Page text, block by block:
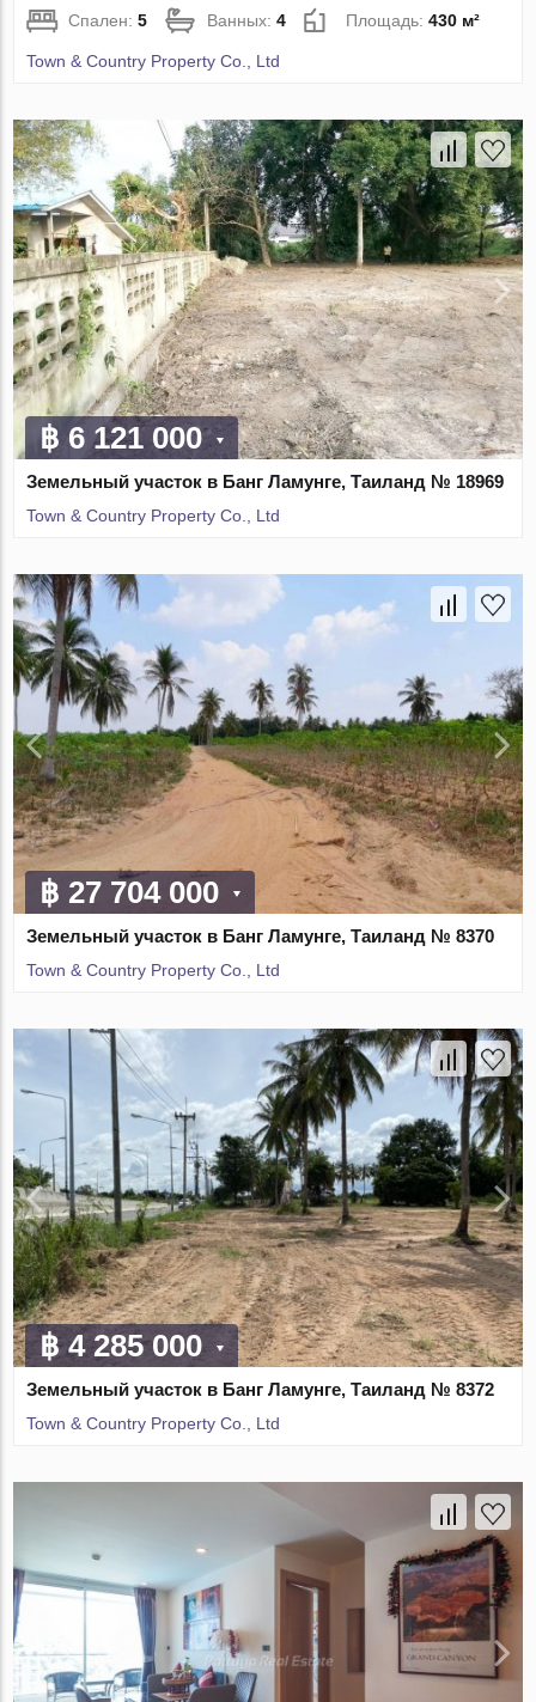
Спален:5 Ванных:4 Площадь:430 м²
Town & Country Property Co., Ltd
฿ 6 121 000
Земельный участок в Банг Ламунге, Таиланд № 18969
Town & Country Property Co., Ltd
฿ 27 704 000
Земельный участок в Банг Ламунге, Таиланд № 8370
Town & Country Property Co., Ltd
฿ 4 285 000
Земельный участок в Банг Ламунге, Таиланд № 8372
Town & Country Property Co., Ltd